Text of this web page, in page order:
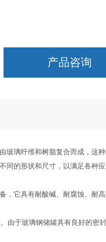
产品咨询
璃纤维和树脂复合而成，这
的形状和尺寸，以满足各种
它具有耐酸碱、耐腐蚀、耐高
由于玻璃钢储罐具有良好的密